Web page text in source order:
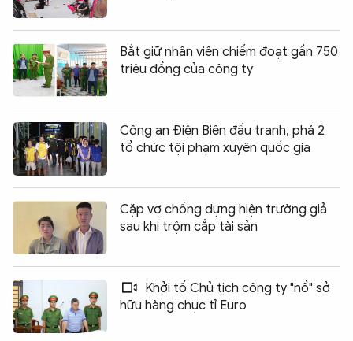
Bắt giữ nhân viên chiếm đoạt gần 750
triệu đồng của công ty
Công an Điện Biên đấu tranh, phá 2
tổ chức tội phạm xuyên quốc gia
Cặp vợ chồng dựng hiện trường giả
sau khi trộm cắp tài sản
Khởi tố Chủ tịch công ty "nổ" sở
hữu hàng chục tỉ Euro